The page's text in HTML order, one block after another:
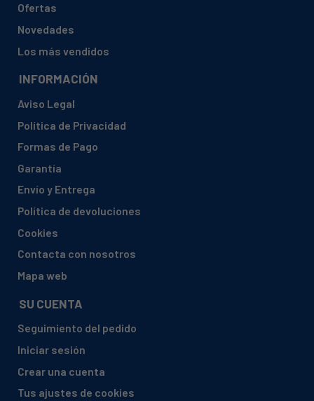
Ofertas
Novedades
Los más vendidos
INFORMACIÓN
Aviso Legal
Política de Privacidad
Formas de Pago
Garantía
Envío y Entrega
Política de devoluciones
Cookies
Contacta con nosotros
Mapa web
SU CUENTA
Seguimiento del pedido
Iniciar sesión
Crear una cuenta
Tus ajustes de cookies